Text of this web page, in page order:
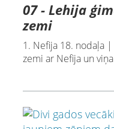
07 - Lehija
zemi
1. Nefija 18. nodaļa
zemi ar Nefija un